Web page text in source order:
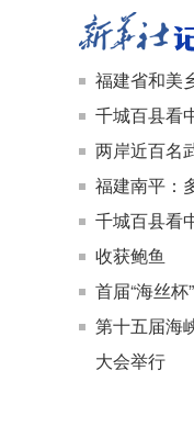
福建省和美
千城百县看
两岸近百名
福建南平：
千城百县看
收获鲍鱼
首届“海丝
第十五届海
大会举行